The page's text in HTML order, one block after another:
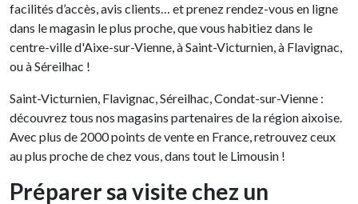
facilités d’accès, avis clients… et prenez rendez-vous en ligne
dans le magasin le plus proche, que vous habitiez dans le
centre-ville d'Aixe-sur-Vienne, à Saint-Victurnien, à Flavignac,
ou à Séreilhac !
Saint-Victurnien, Flavignac, Séreilhac, Condat-sur-Vienne :
découvrez tous nos magasins partenaires de la région aixoise.
Avec plus de 2000 points de vente en France, retrouvez ceux
au plus proche de chez vous, dans tout le Limousin !
Préparer sa visite chez un